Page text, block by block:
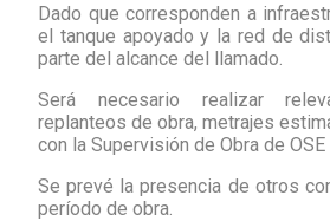
Dado que corresponden a
el tanque apoyado y la red de
parte del alcance del llamado.
Será necesario realizar
replanteos de obra, metrajes
con la Supervisión de Obra de OSE
Se prevé la presencia de otros
período de obra.